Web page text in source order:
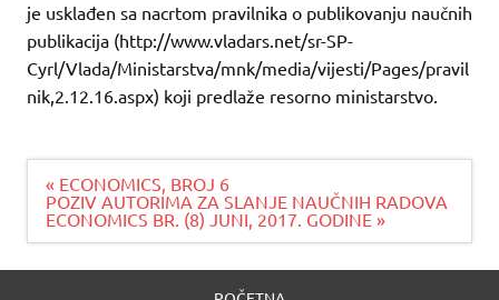
je usklađen sa nacrtom pravilnika o publikovanju naučnih
publikacija (http://www.vladars.net/sr-SP-
Cyrl/Vlada/Ministarstva/mnk/media/vijesti/Pages/pravil
nik,2.12.16.aspx) koji predlaže resorno ministarstvo.
Navigacija
članaka
« ECONOMICS, BROJ 6
POZIV AUTORIMA ZA SLANJE NAUČNIH RADOVA
ECONOMICS BR. (8) JUNI, 2017. GODINE »